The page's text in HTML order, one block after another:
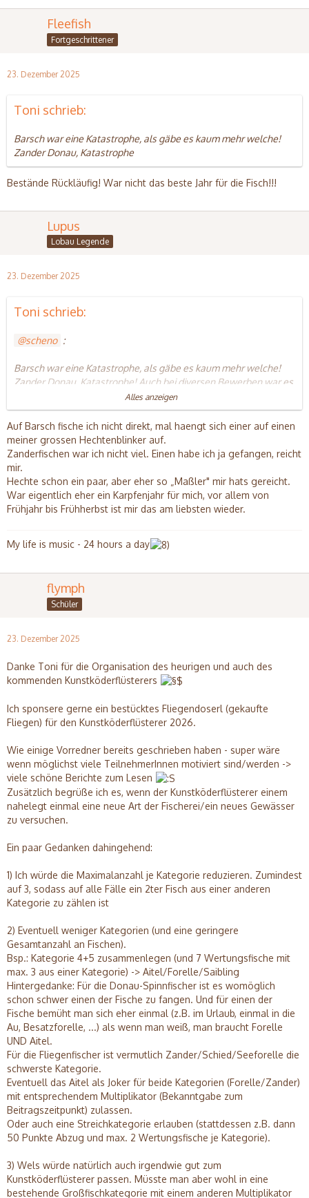
Fleefish
Fortgeschrittener
23. Dezember 2025
Toni schrieb:
Barsch war eine Katastrophe, als gäbe es kaum mehr welche!
Zander Donau, Katastrophe
Bestände Rückläufig! War nicht das beste Jahr für die Fisch!!!
Lupus
Lobau Legende
23. Dezember 2025
Toni schrieb:
scheno :
Barsch war eine Katastrophe, als gäbe es kaum mehr welche!
Zander Donau, Katastrophe! Auch bei diversen Bewerben war es
richtig schwer an Fische zu kommen...
Bleibt zu hoffen, dass es 2026 diesbezüglich besser wird!
Lupus : klar machst du mit!
Alles anzeigen
Auf Barsch fische ich nicht direkt, mal haengt sich einer auf einen
meiner grossen Hechtenblinker auf.
Zanderfischen war ich nicht viel. Einen habe ich ja gefangen, reicht
mir.
Hechte schon ein paar, aber eher so „Maßler" mir hats gereicht.
War eigentlich eher ein Karpfenjahr für mich, vor allem von
Frühjahr bis Frühherbst ist mir das am liebsten wieder.
My life is music - 24 hours a day
flymph
Schüler
23. Dezember 2025
Danke Toni für die Organisation des heurigen und auch des
kommenden Kunstköderflüsterers
Ich sponsere gerne ein bestücktes Fliegendoserl (gekaufte
Fliegen) für den Kunstköderflüsterer 2026.
Wie einige Vorredner bereits geschrieben haben - super wäre
wenn möglichst viele TeilnehmerInnen motiviert sind/werden ->
viele schöne Berichte zum Lesen
Zusätzlich begrüße ich es, wenn der Kunstköderflüsterer einem
nahelegt einmal eine neue Art der Fischerei/ein neues Gewässer
zu versuchen.
Ein paar Gedanken dahingehend:
1) Ich würde die Maximalanzahl je Kategorie reduzieren. Zumindest
auf 3, sodass auf alle Fälle ein 2ter Fisch aus einer anderen
Kategorie zu zählen ist
2) Eventuell weniger Kategorien (und eine geringere
Gesamtanzahl an Fischen).
Bsp.: Kategorie 4+5 zusammenlegen (und 7 Wertungsfische mit
max. 3 aus einer Kategorie) -> Aitel/Forelle/Saibling
Hintergedanke: Für die Donau-Spinnfischer ist es womöglich
schon schwer einen der Fische zu fangen. Und für einen der
Fische bemüht man sich eher einmal (z.B. im Urlaub, einmal in die
Au, Besatzforelle, ...) als wenn man weiß, man braucht Forelle
UND Aitel.
Für die Fliegenfischer ist vermutlich Zander/Schied/Seeforelle die
schwerste Kategorie.
Eventuell das Aitel als Joker für beide Kategorien (Forelle/Zander)
mit entsprechendem Multiplikator (Bekanntgabe zum
Beitragszeitpunkt) zulassen.
Oder auch eine Streichkategorie erlauben (stattdessen z.B. dann
50 Punkte Abzug und max. 2 Wertungsfische je Kategorie).
3) Wels würde natürlich auch irgendwie gut zum
Kunstköderflüsterer passen. Müsste man aber wohl in eine
bestehende Großfischkategorie mit einem anderen Multiplikator